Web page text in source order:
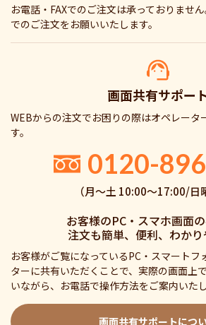
お電話・FAXでのご注文は承っておりませ
でのご注文をお願いいたします。
画面共有サポー
WEBからの注文でお困りの際はオペレータ
す。
0120-
（月〜土 10:00〜17:00/日
お客様のPC・スマホ画面の
注文も簡単、便利、わかり
お客様がご覧になっているPC・スマートフ
ターに共有いただくことで、実際の画面上
いながら、お電話で操作方法をご案内いたし
画面共有サポートにつ